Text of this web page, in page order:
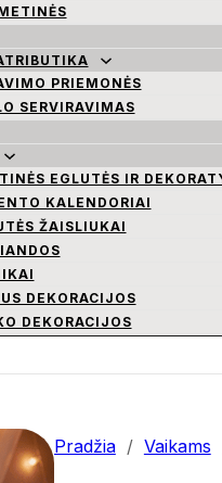
PRIEMONĖS
SERVIRAVIMAS
EGLUTĖS IR
KALENDORIAI
ŽAISLIUKAI
DEKORACIJOS
DEKORACIJOS
Pradžia / Vaikams